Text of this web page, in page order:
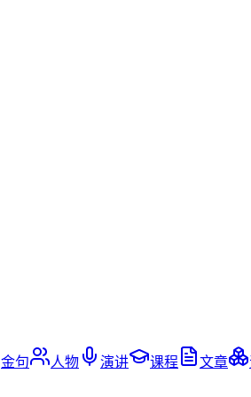
金句 人物 演讲 课程 文章